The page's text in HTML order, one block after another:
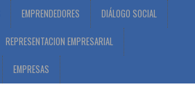
EMPRENDEDORES DIÁLOGO SOCIAL
REPRESENTACION EMPRESARIAL
EMPRESAS